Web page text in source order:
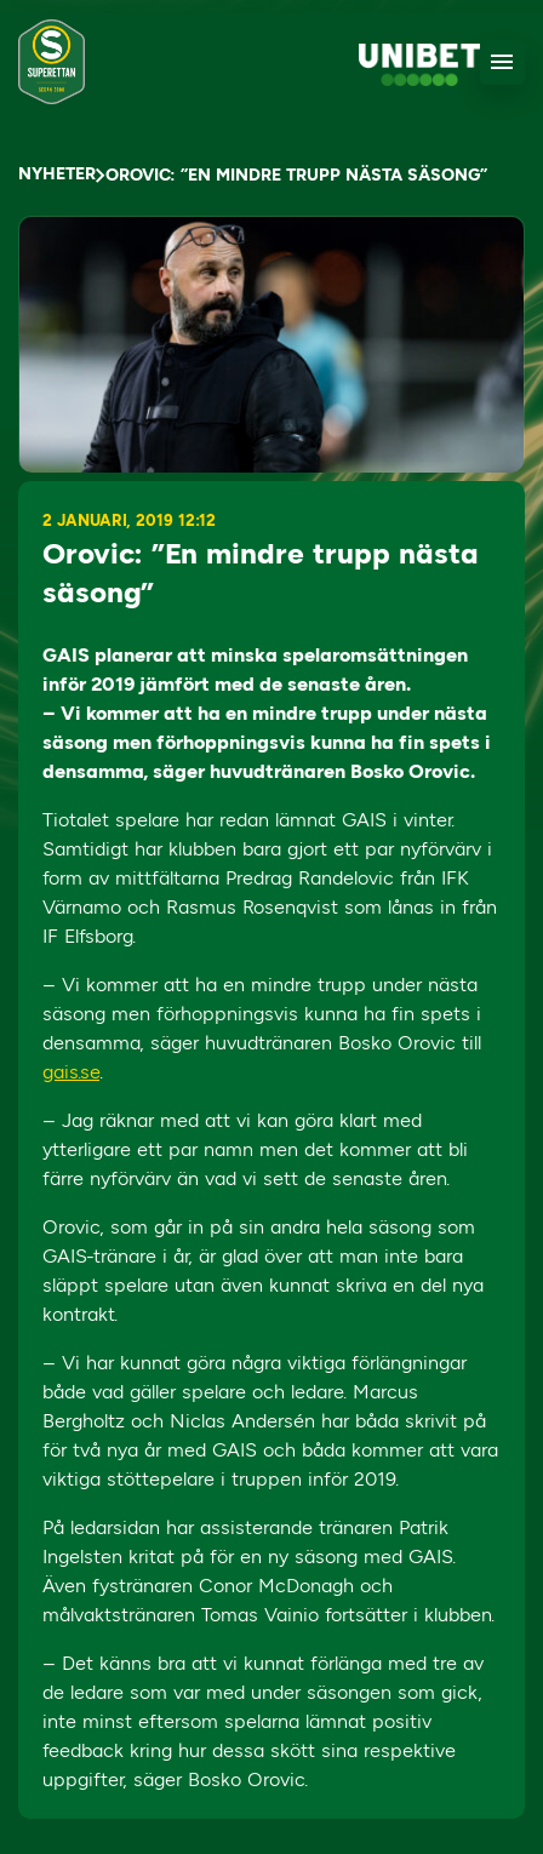
NYHETER OROVIC: ”EN MINDRE TRUPP NÄSTA SÄSONG”
2 JANUARI, 2019 12:12
Orovic: ”En mindre trupp nästa
säsong”
GAIS planerar att minska spelaromsättningen
inför 2019 jämfört med de senaste åren.
– Vi kommer att ha en mindre trupp under nästa
säsong men förhoppningsvis kunna ha fin spets i
densamma, säger huvudtränaren Bosko Orovic.
Tiotalet spelare har redan lämnat GAIS i vinter.
Samtidigt har klubben bara gjort ett par nyförvärv i
form av mittfältarna Predrag Randelovic från IFK
Värnamo och Rasmus Rosenqvist som lånas in från
IF Elfsborg.
– Vi kommer att ha en mindre trupp under nästa
säsong men förhoppningsvis kunna ha fin spets i
densamma, säger huvudtränaren Bosko Orovic till
gais.se.
– Jag räknar med att vi kan göra klart med
ytterligare ett par namn men det kommer att bli
färre nyförvärv än vad vi sett de senaste åren.
Orovic, som går in på sin andra hela säsong som
GAIS-tränare i år, är glad över att man inte bara
släppt spelare utan även kunnat skriva en del nya
kontrakt.
– Vi har kunnat göra några viktiga förlängningar
både vad gäller spelare och ledare. Marcus
Bergholtz och Niclas Andersén har båda skrivit på
för två nya år med GAIS och båda kommer att vara
viktiga stöttepelare i truppen inför 2019.
På ledarsidan har assisterande tränaren Patrik
Ingelsten kritat på för en ny säsong med GAIS.
Även fystränaren Conor McDonagh och
målvaktstränaren Tomas Vainio fortsätter i klubben.
– Det känns bra att vi kunnat förlänga med tre av
de ledare som var med under säsongen som gick,
inte minst eftersom spelarna lämnat positiv
feedback kring hur dessa skött sina respektive
uppgifter, säger Bosko Orovic.